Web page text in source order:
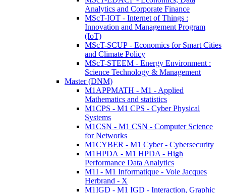
Analytics and Corporate Finance
MScT-IOT - Internet of Things :
Innovation and Management Program
(IoT)
MScT-SCUP - Economics for Smart Cities
and Climate Policy
MScT-STEEM - Energy Environment :
Science Technology & Management
Master (DNM)
M1APPMATH - M1 - Applied
Mathematics and statistics
M1CPS - M1 CPS - Cyber Physical
Systems
M1CSN - M1 CSN - Computer Science
for Networks
M1CYBER - M1 Cyber - Cybersecurity
M1HPDA - M1 HPDA - High
Performance Data Analytics
M1I - M1 Informatique - Voie Jacques
Herbrand - X
M1IGD - M1 IGD - Interaction, Graphic